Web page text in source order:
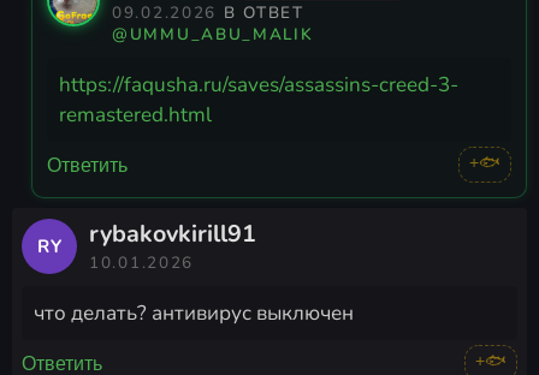
09.02.2026 В ОТВЕТ
@UMMU_ABU_MALIK
https://faqusha.ru/saves/assassins-creed-3-
remastered.html
Ответить +🐟
RY rybakovkirill91
10.01.2026
что делать? антивирус выключен
Ответить +🐟